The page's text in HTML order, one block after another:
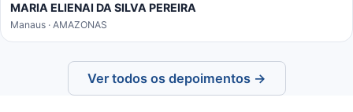
MARIA ELIENAI DA SILVA PEREIRA
Manaus · AMAZONAS
Ver todos os depoimentos →